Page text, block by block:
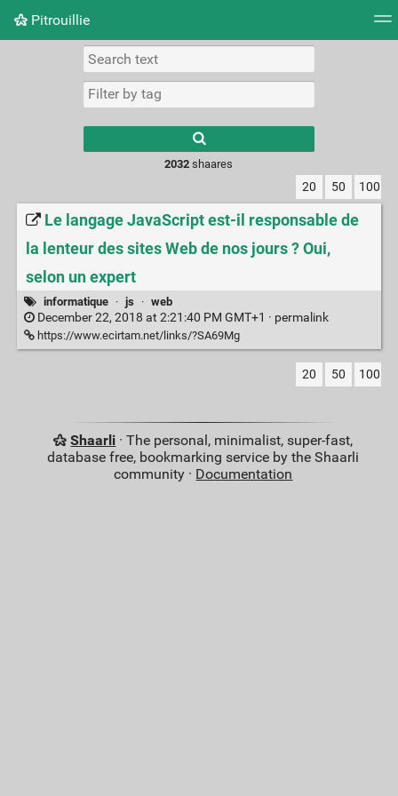
Pitrouillie
Daily
results.
2032 shaares
20 50 100
Le langage JavaScript est-il responsable de
la lenteur des sites Web de nos jours ? Oui,
selon un expert
informatique · js · web
December 22, 2018 at 2:21:40 PM GMT+1 · permalink
https://www.ecirtam.net/links/?SA69Mg
20 50 100
Shaarli · The personal, minimalist, super-fast,
database free, bookmarking service by the Shaarli
community · Documentation